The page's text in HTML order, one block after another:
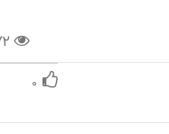
۲۷۲
۰